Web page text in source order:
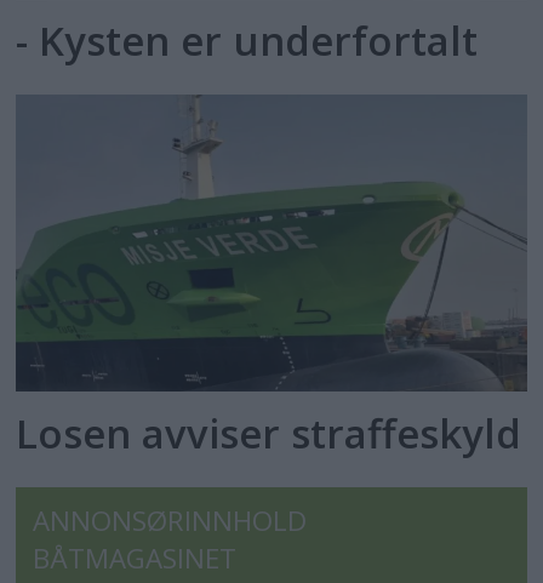
- Kysten er underfortalt
Losen avviser straffeskyld
ANNONSØRINNHOLD
BÅTMAGASINET